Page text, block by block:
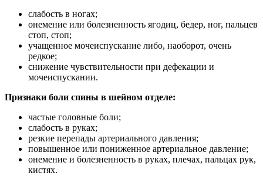
слабость в ногах;
онемение или болезненность ягодиц, бедер, ног, пальцев
стоп, стоп;
учащенное мочеиспускание либо, наоборот, очень
редкое;
снижение чувствительности при дефекации и
мочеиспускании.
Признаки боли спины в шейном отделе:
частые головные боли;
слабость в руках;
резкие перепады артериального давления;
повышенное или пониженное артериальное давление;
онемение и болезненность в руках, плечах, пальцах рук,
кистях.